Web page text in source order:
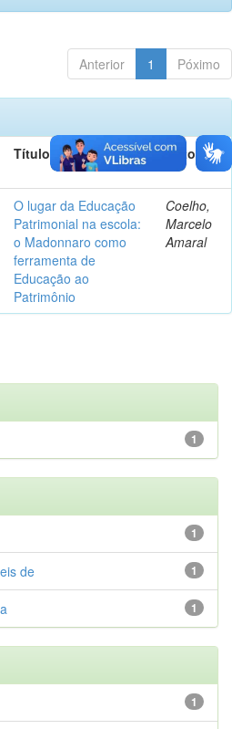
Anterior 1 Póximo
Título Autor(es)
O lugar da Educação
Patrimonial na escola:
o Madonnaro como
ferramenta de
Educação ao
Patrimônio
Coelho,
Marcelo
Amaral
1
1
1
de
1
1